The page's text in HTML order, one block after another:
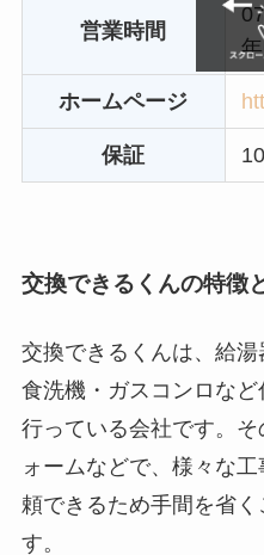
営業時間
ホームページ
保証
交換できるくんの特徴
交換できるくんは、給
食洗機・ガスコンロな
行っている会社です。
ォームなどで、様々な
頼できるため手間を省
す。